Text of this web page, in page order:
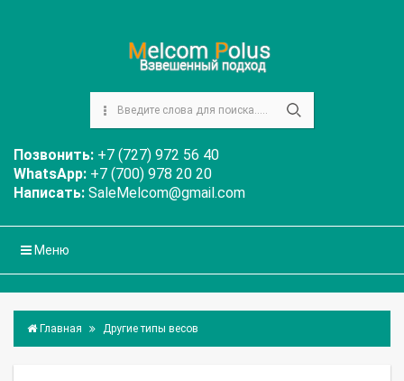
Позвонить: +7 (727) 972 56 40
WhatsApp: +7 (700) 978 20 20
Написать: SaleMelcom@gmail.com
Меню
Главная Другие типы весов